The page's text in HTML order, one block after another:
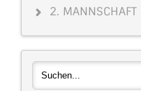
2. MANNSCHAFT